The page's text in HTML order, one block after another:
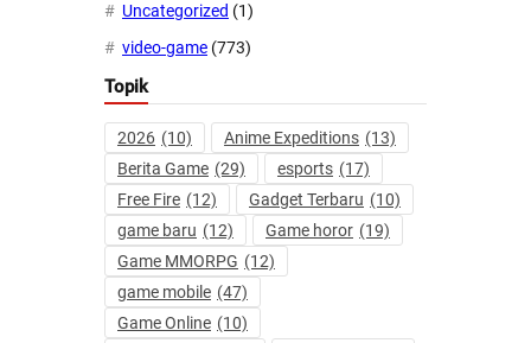
Uncategorized (1)
video-game (773)
Topik
2026 (10) Anime Expeditions (13)
Berita Game (29) esports (17)
Free Fire (12) Gadget Terbaru (10)
game baru (12) Game horor (19)
Game MMORPG (12)
game mobile (47)
Game Online (10)